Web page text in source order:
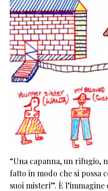
“Una capanna, un rifugio,
fatto in modo che si possa
suoi misteri”. È